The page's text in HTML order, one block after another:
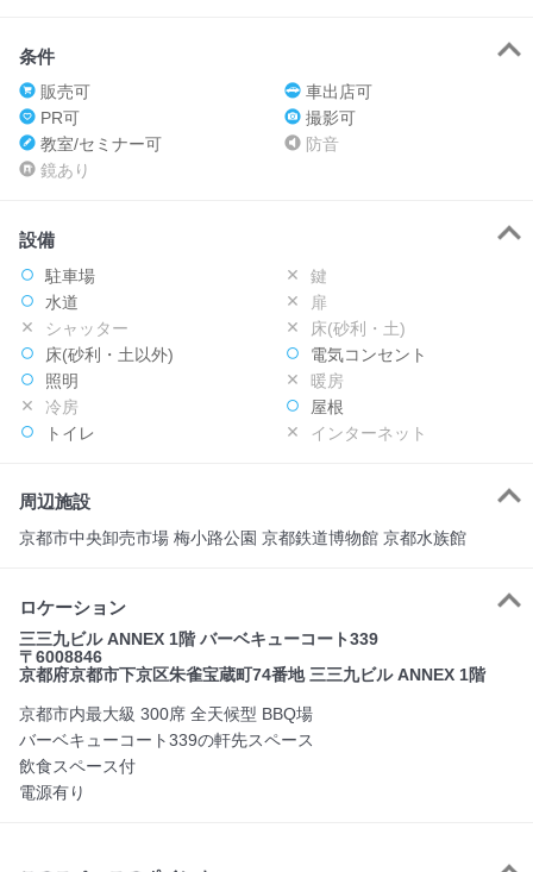
条件
販売可
車出店可
PR可
撮影可
教室/セミナー可
防音
鏡あり
設備
駐車場
鍵
水道
扉
シャッター
床(砂利・土)
床(砂利・土以外)
電気コンセント
照明
暖房
冷房
屋根
トイレ
インターネット
周辺施設
京都市中央卸売市場 梅小路公園 京都鉄道博物館 京都水族館
ロケーション
三三九ビル ANNEX 1階 バーベキューコート339
〒6008846
京都府京都市下京区朱雀宝蔵町74番地 三三九ビル ANNEX 1階
京都市内最大級 300席 全天候型 BBQ場
バーベキューコート339の軒先スペース
飲食スペース付
電源有り